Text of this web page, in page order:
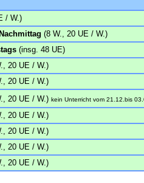
/ W.)
(8 W., 20 UE / W.)
(insg. 48 UE)
20 UE / W.)
20 UE / W.)
20 UE / W.) kein Unterricht vom 21.12. bis
20 UE / W.)
20 UE / W.)
20 UE / W.)
20 UE / W.)